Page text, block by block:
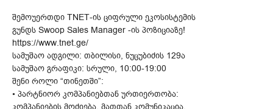
შემოუერთდი TNET-ის ციფრული ეკოსისტემის
გუნდს Swoop Sales Manager -ის პოზიციაზე!
https://www.tnet.ge/
სამუშაო ადგილი: თბილისი, ნუცუბიძის 129ა
სამუშაო გრაფიკი: სრული, 10:00-19:00
შენი როლი “თინეთში”:
• პარტნიორ კომპანიებთან ურთიერთობა: